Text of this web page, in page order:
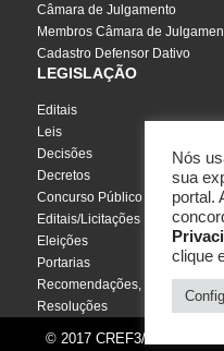
Câmara de Julgamento
Membros Câmara de
Cadastro Defensor Dativo
LEGISLAÇÃO
Editais
Leis
Decisões
Decretos
Concurso Público
Editais/Licitações
Eleições
Portarias
Recomendações, Pareceres e
Resoluções
© 2017 CREF3/SC - Todos
Nós
sua
portal.
clique